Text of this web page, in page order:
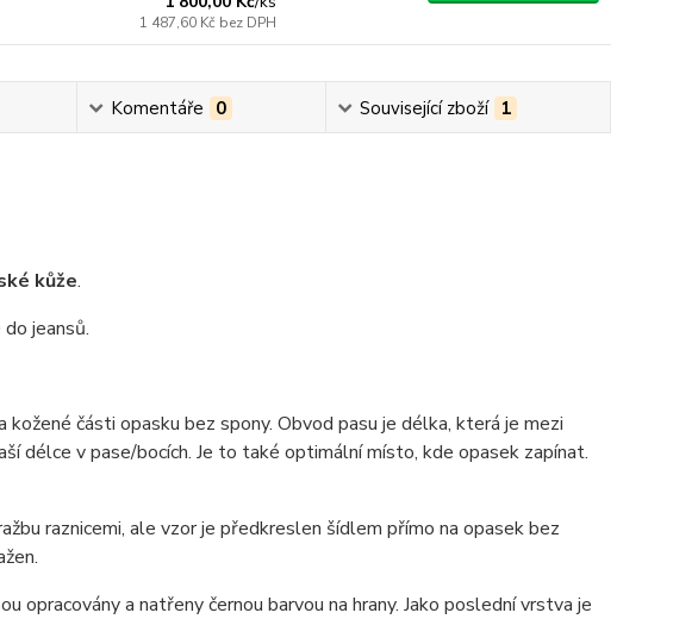
1 487,60 Kč bez DPH
Komentáře 0 Související zboží 1
kůže.
jeansů.
kožené části opasku bez spony. Obvod pasu je délka, která je mezi
délce v pase/bocích. Je to také optimální místo, kde opasek zapínat.
raznicemi, ale vzor je předkreslen šídlem přímo na opasek bez
opracovány a natřeny černou barvou na hrany. Jako poslední vrstva je